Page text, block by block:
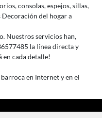
consolas, espejos, sillas,
del hogar a
Nuestros servicios han,
la línea directa y
en cada detalle!
en Internet y en el